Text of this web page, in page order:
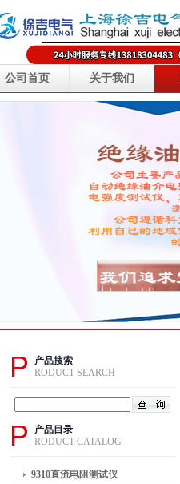
公司首页 关于我们
P
产品搜索
RODUCT SEARCH
P
产品目录
RODUCT CATALOG
9310直流电阻测试仪